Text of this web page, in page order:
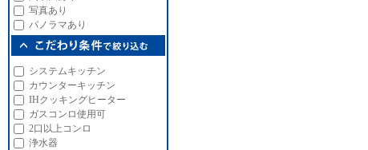
写真あり
パノラマあり
システムキッチン
カウンターキッチン
IHクッキングヒーター
ガスコンロ使用可
2口以上コンロ
浄水器